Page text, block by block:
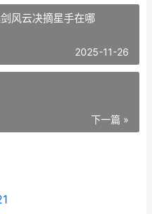
风云决摘星手在哪
2025-11-26
下一篇 »